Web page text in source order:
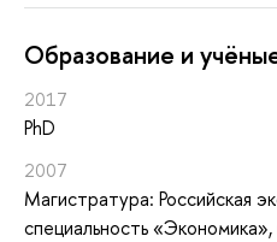
Oбразование и
2017
PhD
2007
Магистратура: Российская
специальность